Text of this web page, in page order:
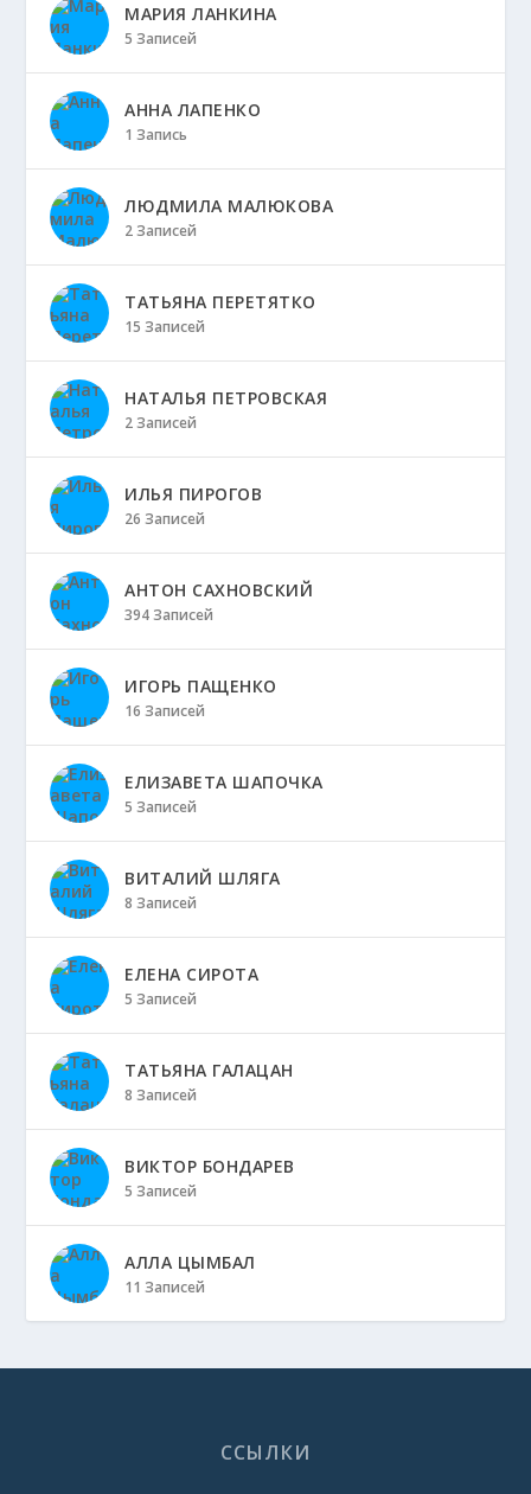
МАРИЯ ЛАНКИНА
5 Записей
АННА ЛАПЕНКО
1 Запись
ЛЮДМИЛА МАЛЮКОВА
2 Записей
ТАТЬЯНА ПЕРЕТЯТКО
15 Записей
НАТАЛЬЯ ПЕТРОВСКАЯ
2 Записей
ИЛЬЯ ПИРОГОВ
26 Записей
АНТОН САХНОВСКИЙ
394 Записей
ИГОРЬ ПАЩЕНКО
16 Записей
ЕЛИЗАВЕТА ШАПОЧКА
5 Записей
ВИТАЛИЙ ШЛЯГА
8 Записей
ЕЛЕНА СИРОТА
5 Записей
ТАТЬЯНА ГАЛАЦАН
8 Записей
ВИКТОР БОНДАРЕВ
5 Записей
АЛЛА ЦЫМБАЛ
11 Записей
ССЫЛКИ